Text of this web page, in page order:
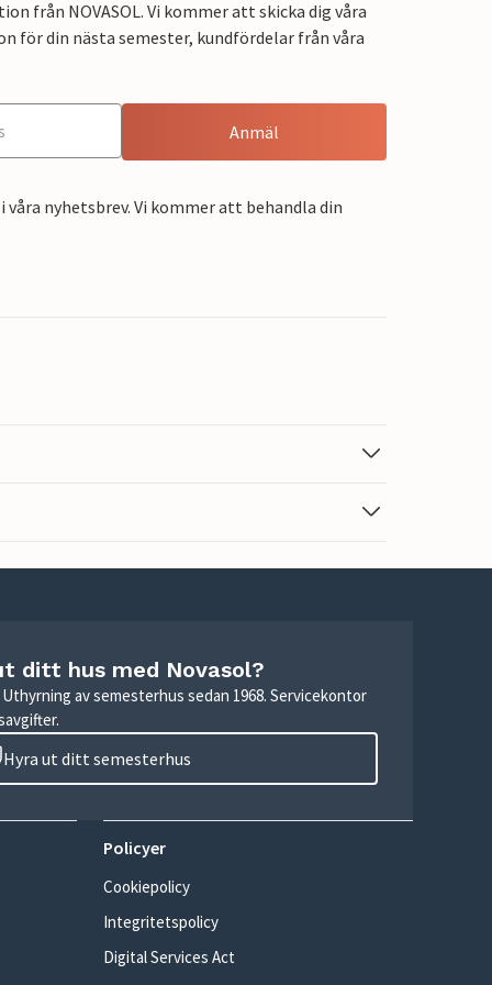
från NOVASOL. Vi kommer att skicka dig våra
för din nästa semester, kundfördelar från våra
Anmäl
nyhetsbrev. Vi kommer att behandla din
ditt hus med Novasol?
av semesterhus sedan 1968. Servicekontor
Hyra ut ditt semesterhus
Policyer
Cookiepolicy
Integritetspolicy
Digital Services Act